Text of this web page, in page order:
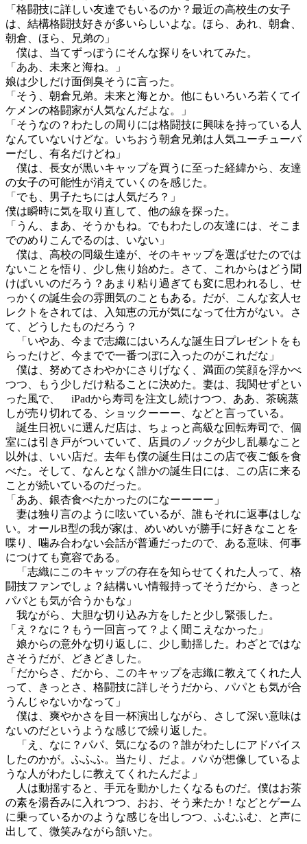
「格闘技に詳しい友達でもいるのか？最近の高校生の女子
は、結構格闘技好きが多いらしいよな。ほら、あれ、朝倉、
朝倉、ほら、兄弟の」
僕は、当てずっぽうにそんな探りをいれてみた。
「ああ、未来と海ね。」
娘は少しだけ面倒臭そうに言った。
「そう、朝倉兄弟。未来と海とか。他にもいろいろ若くてイ
ケメンの格闘家が人気なんだよな。」
「そうなの？わたしの周りには格闘技に興味を持っている人
なんていないけどな。いちおう朝倉兄弟は人気ユーチューバ
ーだし、有名だけどね」
僕は、長女が黒いキャップを買うに至った経緯から、友達
の女子の可能性が消えていくのを感じた。
「でも、男子たちには人気だろ？」
僕は瞬時に気を取り直して、他の線を探った。
「うん、まあ、そうかもね。でもわたしの友達には、そこま
でのめりこんでるのは、いない」
僕は、高校の同級生達が、そのキャップを選ばせたのでは
ないことを悟り、少し焦り始めた。さて、これからはどう聞
けばいいのだろう？あまり粘り過ぎても変に思われるし、せ
っかくの誕生会の雰囲気のこともある。だが、こんな玄人セ
レクトをされては、入知恵の元が気になって仕方がない。さ
て、どうしたものだろう？
「いやあ、今まで志織にはいろんな誕生日プレゼントをも
らったけど、今までで一番つぼに入ったのがこれだな」
僕は、努めてさわやかにさりげなく、満面の笑顔を浮かべ
つつ、もう少しだけ粘ることに決めた。妻は、我関せずとい
った風で、 iPadから寿司を注文し続けつつ、ああ、茶碗蒸
しが売り切れてる、ショックーーー、などと言っている。
誕生日祝いに選んだ店は、ちょっと高級な回転寿司で、個
室には引き戸がついていて、店員のノックが少し乱暴なこと
以外は、いい店だ。去年も僕の誕生日はこの店で夜ご飯を食
べた。そして、なんとなく誰かの誕生日には、この店に来る
ことが続いているのだった。
「ああ、銀杏食べたかったのになーーーー」
妻は独り言のように呟いているが、誰もそれに返事はしな
い。オールB型の我が家は、めいめいが勝手に好きなことを
喋り、噛み合わない会話が普通だったので、ある意味、何事
につけても寛容である。
「志織にこのキャップの存在を知らせてくれた人って、格
闘技ファンでしょ？結構いい情報持ってそうだから、きっと
パパとも気が合うかもな」
我ながら、大胆な切り込み方をしたと少し緊張した。
「え？なに？もう一回言って？よく聞こえなかった」
娘からの意外な切り返しに、少し動揺した。わざとではな
さそうだが、どきどきした。
「だからさ、だから、このキャップを志織に教えてくれた人
って、きっとさ、格闘技に詳しそうだから、パパとも気が合
うんじゃないかなって」
僕は、爽やかさを目一杯演出しながら、さして深い意味は
ないのだというような感じで繰り返した。
「え、なに？パパ、気になるの？誰がわたしにアドバイス
したのかが。ふふふ。当たり、だよ。パパが想像しているよ
うな人がわたしに教えてくれたんだよ」
人は動揺すると、手元を動かしたくなるものだ。僕はお茶
の素を湯呑みに入れつつ、おお、そう来たか！などとゲーム
に乗っているかのような感じを出しつつ、ふむふむ、と声に
出して、微笑みながら頷いた。